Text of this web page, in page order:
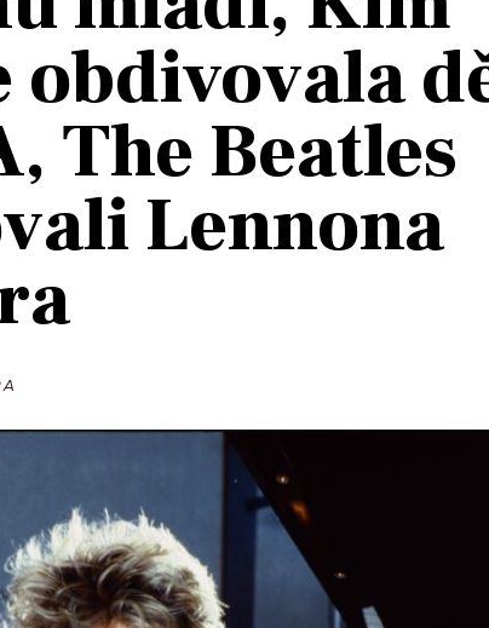
OSTATNÍ
JAK NALADIT
obdivovala
The Beatles
Lennona